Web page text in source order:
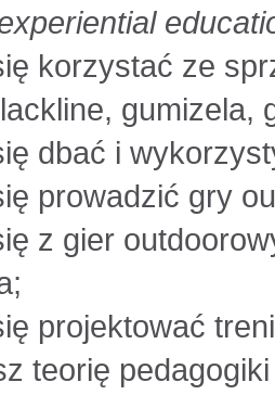
korzystać ze
gumizela,
dbać i
prowadzić gry
z gier
projektować
teorię